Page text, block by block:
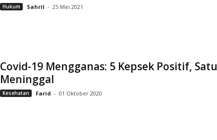
Hukum Sahril - 25 Mei 2021
Covid-19 Mengganas: 5 Kepsek Positif, Satu
Meninggal
Kesehatan Farid - 01 Oktober 2020